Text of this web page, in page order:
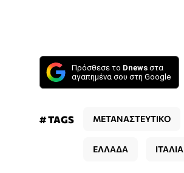
Πρόσθεσε το Dnews στα
αγαπημένα σου στη Google
# TAGS ΜΕΤΑΝΑΣΤΕΥΤΙΚΟ
ΕΛΛΑΔΑ ΙΤΑΛΙΑ